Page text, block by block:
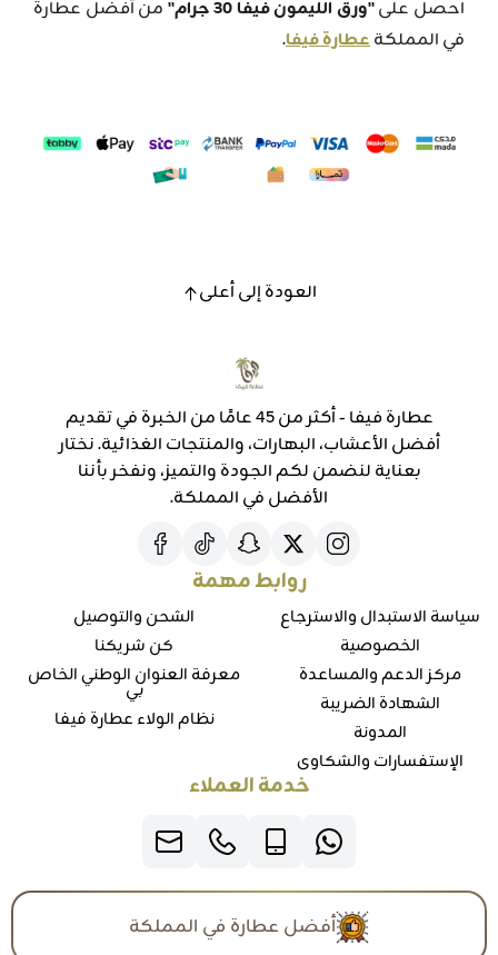
احصل على"ورق الليمون فيفا 30 جرام"
من أفضل عطارة
في المملكةعطارة فيفا.
العودة إلى أعلى
عطارة فيفا - أكثر من 45 عامًا من الخبرة في تقديم
أفضل الأعشاب، البهارات، والمنتجات الغذائية. نختار
بعناية لنضمن لكم الجودة والتميز، ونفخر بأننا
الأفضل في المملكة.
روابط مهمة
سياسة الاستبدال والاسترجاع
الخصوصية
مركز الدعم والمساعدة
الشهادة الضريبة
المدونة
الإستفسارات والشكاوي
الشحن والتوصيل
كن شريكنا
معرفة العنوان الوطني الخاص
بي
نظام الولاء عطارة فيفا
خدمة العملاء
أفضل عطارة في المملكة